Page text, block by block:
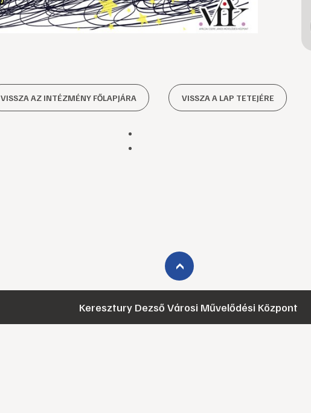
VISSZA AZ INTÉZMÉNY FŐLAPJÁRA VISSZA A LAP TETEJÉRE
›
Keresztury Dezső Városi Művelődési Központ